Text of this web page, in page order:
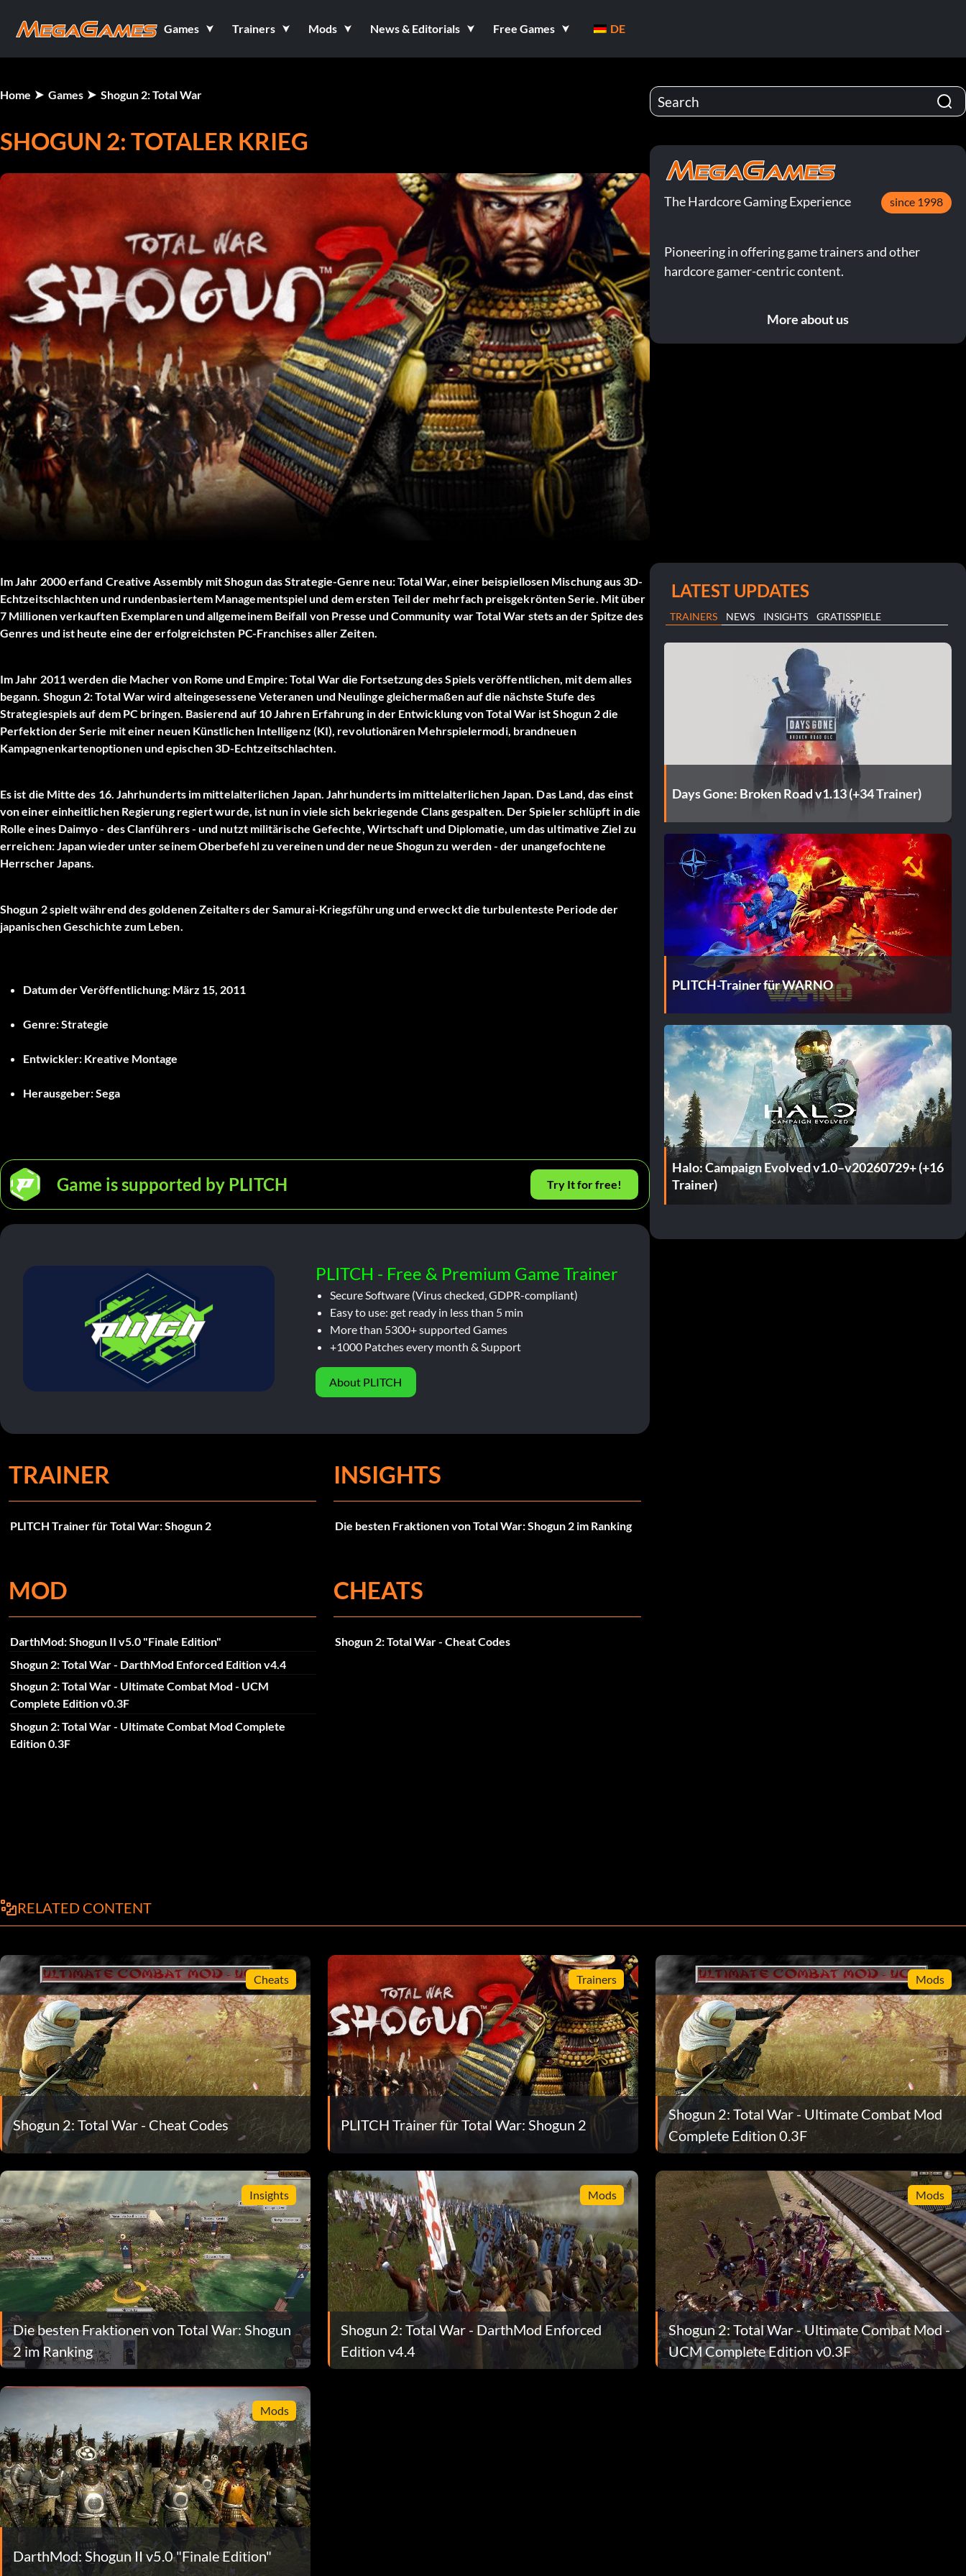
Games Trainers Mods News & Editorials Free Games DE
Home Games Shogun 2: Total War
SHOGUN 2: TOTALER KRIEG
Im Jahr 2000 erfand Creative Assembly mit Shogun das Strategie-Genre neu: Total War, einer beispiellosen Mischung aus 3D-
Echtzeitschlachten und rundenbasiertem Managementspiel und dem ersten Teil der mehrfach preisgekrönten Serie. Mit über
7 Millionen verkauften Exemplaren und allgemeinem Beifall von Presse und Community war Total War stets an der Spitze des
Genres und ist heute eine der erfolgreichsten PC-Franchises aller Zeiten.
Im Jahr 2011 werden die Macher von Rome und Empire: Total War die Fortsetzung des Spiels veröffentlichen, mit dem alles
begann. Shogun 2: Total War wird alteingesessene Veteranen und Neulinge gleichermaßen auf die nächste Stufe des
Strategiespiels auf dem PC bringen. Basierend auf 10 Jahren Erfahrung in der Entwicklung von Total War ist Shogun 2 die
Perfektion der Serie mit einer neuen Künstlichen Intelligenz (KI), revolutionären Mehrspielermodi, brandneuen
Kampagnenkartenoptionen und epischen 3D-Echtzeitschlachten.
Es ist die Mitte des 16. Jahrhunderts im mittelalterlichen Japan. Jahrhunderts im mittelalterlichen Japan. Das Land, das einst
von einer einheitlichen Regierung regiert wurde, ist nun in viele sich bekriegende Clans gespalten. Der Spieler schlüpft in die
Rolle eines Daimyo - des Clanführers - und nutzt militärische Gefechte, Wirtschaft und Diplomatie, um das ultimative Ziel zu
erreichen: Japan wieder unter seinem Oberbefehl zu vereinen und der neue Shogun zu werden - der unangefochtene
Herrscher Japans.
Shogun 2 spielt während des goldenen Zeitalters der Samurai-Kriegsführung und erweckt die turbulenteste Periode der
japanischen Geschichte zum Leben.
Datum der Veröffentlichung: März 15, 2011
Genre:Strategie
Entwickler: Kreative Montage
Herausgeber:Sega
Game is supported by PLITCH Try It for free!
PLITCH - Free & Premium Game Trainer
Secure Software (Virus checked, GDPR-compliant)
Easy to use: get ready in less than 5 min
More than 5300+ supported Games
+1000 Patches every month & Support
About PLITCH
TRAINER
PLITCH Trainer für Total War: Shogun 2
INSIGHTS
Die besten Fraktionen von Total War: Shogun 2 im Ranking
MOD
DarthMod: Shogun II v5.0 "Finale Edition"
Shogun 2: Total War - DarthMod Enforced Edition v4.4
Shogun 2: Total War - Ultimate Combat Mod - UCM
Complete Edition v0.3F
Shogun 2: Total War - Ultimate Combat Mod Complete
Edition 0.3F
CHEATS
Shogun 2: Total War - Cheat Codes
The Hardcore Gaming Experience since 1998
Pioneering in offering game trainers and other
hardcore gamer-centric content.
More about us
LATEST UPDATES
TRAINERS NEWS INSIGHTS GRATISSPIELE
Days Gone: Broken Road v1.13 (+34 Trainer)
PLITCH-Trainer für WARNO
Halo: Campaign Evolved v1.0–v20260729+ (+16
Trainer)
RELATED CONTENT
Cheats
Shogun 2: Total War - Cheat Codes
Trainers
PLITCH Trainer für Total War: Shogun 2
Mods
Shogun 2: Total War - Ultimate Combat Mod
Complete Edition 0.3F
Insights
Die besten Fraktionen von Total War: Shogun
2 im Ranking
Mods
Shogun 2: Total War - DarthMod Enforced
Edition v4.4
Mods
Shogun 2: Total War - Ultimate Combat Mod -
UCM Complete Edition v0.3F
Mods
DarthMod: Shogun II v5.0 "Finale Edition"